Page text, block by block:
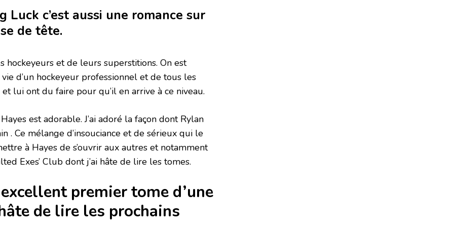
Luck c’est aussi une romance sur
de tête.
hockeyeurs et de leurs superstitions. On est
d’un hockeyeur professionnel et de tous les
lui ont du faire pour qu’il en arrive à ce niveau.
est adorable. J’ai adoré la façon dont Rylan
. Ce mélange d’insouciance et de sérieux qui le
à Hayes de s’ouvrir aux autres et notamment
Exes’ Club dont j’ai hâte de lire les tomes.
premier tome d’une
de lire les prochains